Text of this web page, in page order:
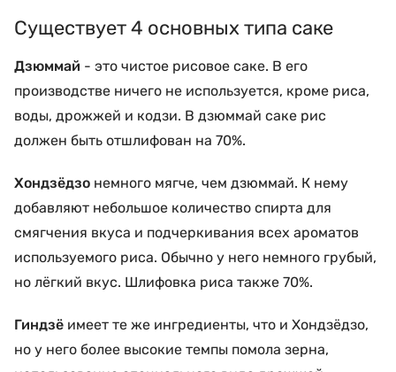
Существует 4 основных типа саке
Дзюммай - это чистое рисовое саке. В его
производстве ничего не используется, кроме риса,
воды, дрожжей и кодзи. В дзюммай саке рис
должен быть отшлифован на 70%.
Хондзёдзо немного мягче, чем дзюммай. К нему
добавляют небольшое количество спирта для
смягчения вкуса и подчеркивания всех ароматов
используемого риса. Обычно у него немного грубый,
но лёгкий вкус. Шлифовка риса также 70%.
Гиндзё имеет те же ингредиенты, что и Хондзёдзо,
но у него более высокие темпы помола зерна,